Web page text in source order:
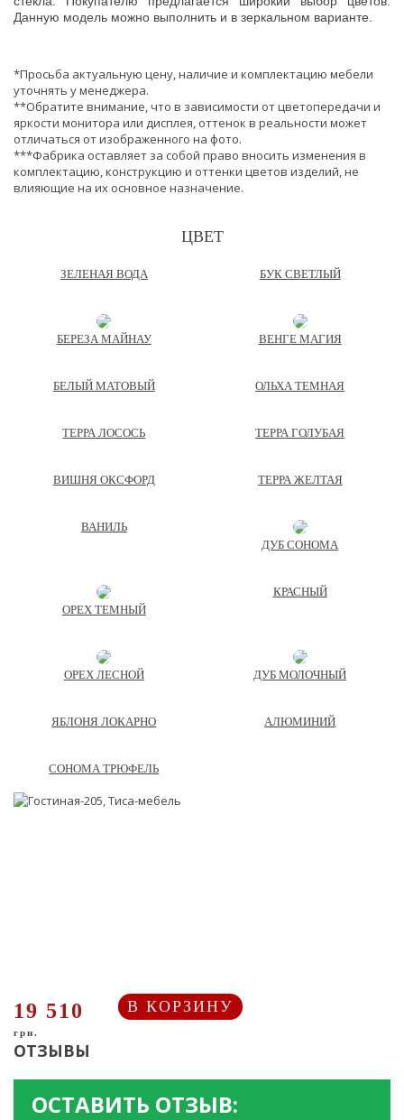
Данную модель можно выполнить и в зеркальном варианте.
*Просьба актуальную цену, наличие и комплектацию мебели
уточнять у менеджера.
**Обратите внимание, что в зависимости от цветопередачи и
яркости монитора или дисплея, оттенок в реальности может
отличаться от изображенного на фото.
***Фабрика оставляет за собой право вносить изменения в
комплектацию, конструкцию и оттенки цветов изделий, не
влияющие на их основное назначение.
ЦВЕТ
ЗЕЛЕНАЯ ВОДА БУК СВЕТЛЫЙ
БЕРЕЗА МАЙНАУ ВЕНГЕ МАГИЯ
БЕЛЫЙ МАТОВЫЙ ОЛЬХА ТЕМНАЯ
ТЕРРА ЛОСОСЬ ТЕРРА ГОЛУБАЯ
ВИШНЯ ОКСФОРД ТЕРРА ЖЕЛТАЯ
ВАНИЛЬ
ДУБ СОНОМА
ОРЕХ ТЕМНЫЙ
КРАСНЫЙ
ОРЕХ ЛЕСНОЙ ДУБ МОЛОЧНЫЙ
ЯБЛОНЯ ЛОКАРНО АЛЮМИНИЙ
СОНОМА ТРЮФЕЛЬ
19 510
грн.
В КОРЗИНУ
ОТЗЫВЫ
ОСТАВИТЬ ОТЗЫВ: